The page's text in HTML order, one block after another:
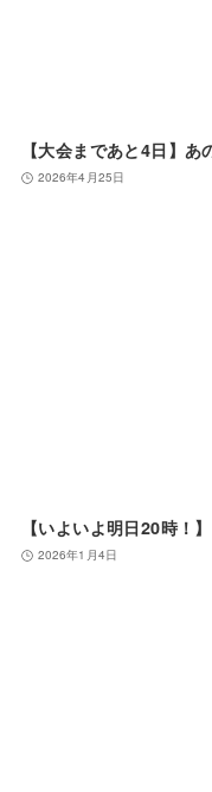
【大会まであと4日】あ
2026年4月25日
【いよいよ明日20時！
2026年1月4日